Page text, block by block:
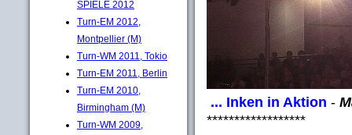
SPIELE 2012
Turn-EM 2012,
Montpellier (M)
Turn-WM 2011, Tokio
Turn-EM 2011, Berlin
Turn-EM 2010,
Birmingham (M)
Turn-WM 2009,
... Inken in Aktion -
******************